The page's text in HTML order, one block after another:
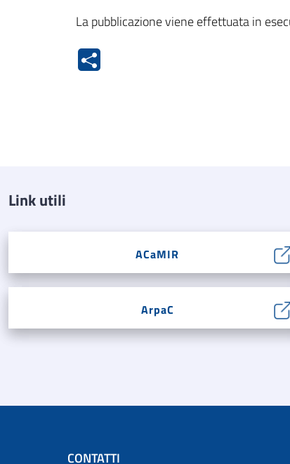
La pubblicazione viene effettuata in
Link utili
ACaMIR
ArpaC
CONTATTI